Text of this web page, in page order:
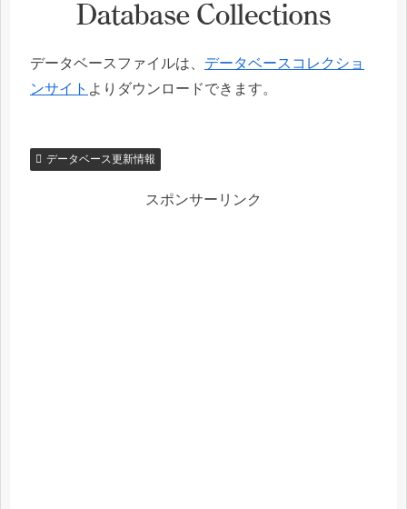
データベースファイルは、 データベースコレクショ
ンサイト よりダウンロードできます。
データベース更新情報
スポンサーリンク